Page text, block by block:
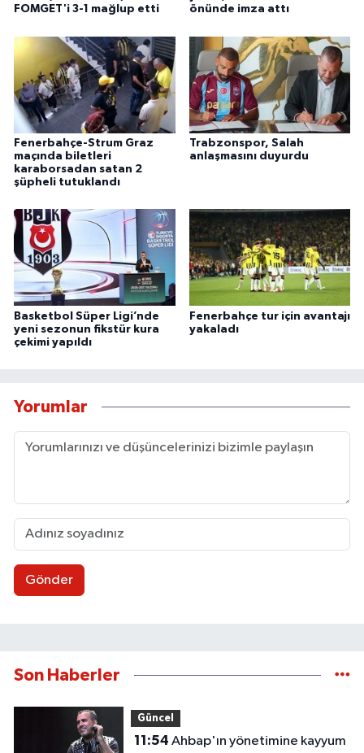
FOMGET'i 3-1 mağlup etti
önünde imza attı
Fenerbahçe-Strum Graz
maçında biletleri
karaborsadan satan 2
şüpheli tutuklandı
Trabzonspor, Salah
anlaşmasını duyurdu
Basketbol Süper Ligi’nde
yeni sezonun fikstür kura
çekimi yapıldı
Fenerbahçe tur için avantajı
yakaladı
Yorumlar
Gönder
Son Haberler
Güncel
11:54